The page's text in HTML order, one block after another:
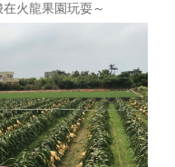
火龍果園玩耍～